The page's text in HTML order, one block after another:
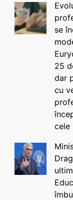
se
25
dar
cu
cele